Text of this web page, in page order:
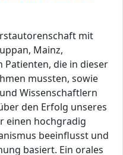
mit
Mainz,
Patienten, die in dieser
mussten, sowie
Wissenschaftlern
den Erfolg unseres
einen hochgradig
beeinflusst und
basiert. Ein orales